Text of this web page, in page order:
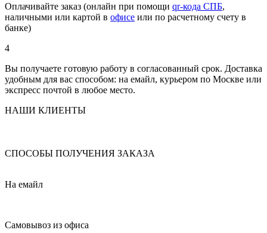
Оплачивайте заказ (онлайн при помощи qr-кода СПБ,
наличными или картой в офисе или по расчетному счету в
банке)
4
Вы получаете готовую работу в согласованный срок. Доставка
удобным для вас способом: на емайл, курьером по Москве или
экспресс почтой в любое место.
НАШИ КЛИЕНТЫ
СПОСОБЫ ПОЛУЧЕНИЯ ЗАКАЗА
На емайл
Самовывоз из офиса